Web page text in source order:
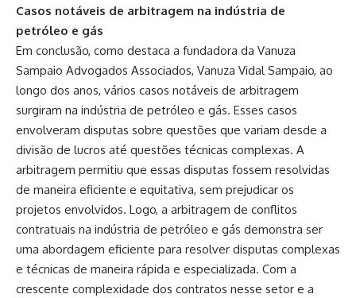
Casos notáveis ​​de arbitragem na indústria de
petróleo e gás
Em conclusão, como destaca a fundadora da Vanuza
Sampaio Advogados Associados, Vanuza Vidal Sampaio, ao
longo dos anos, vários casos notáveis ​​de arbitragem
surgiram na indústria de petróleo e gás. Esses casos
envolveram disputas sobre questões que variam desde a
divisão de lucros até questões técnicas complexas. A
arbitragem permitiu que essas disputas fossem resolvidas
de maneira eficiente e equitativa, sem prejudicar os
projetos envolvidos. Logo, a arbitragem de conflitos
contratuais na indústria de petróleo e gás demonstra ser
uma abordagem eficiente para resolver disputas complexas
e técnicas de maneira rápida e especializada. Com a
crescente complexidade dos contratos nesse setor e a